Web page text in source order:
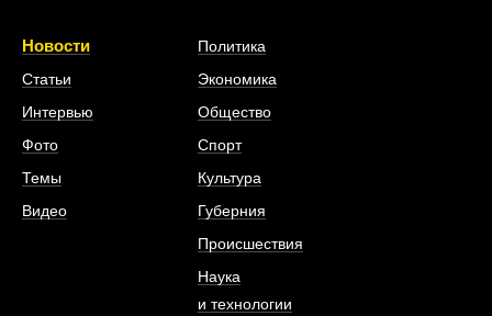
Новости
Статьи
Интервью
Фото
Темы
Видео
Политика
Экономика
Общество
Спорт
Культура
Губерния
Происшествия
Наука
и технологии